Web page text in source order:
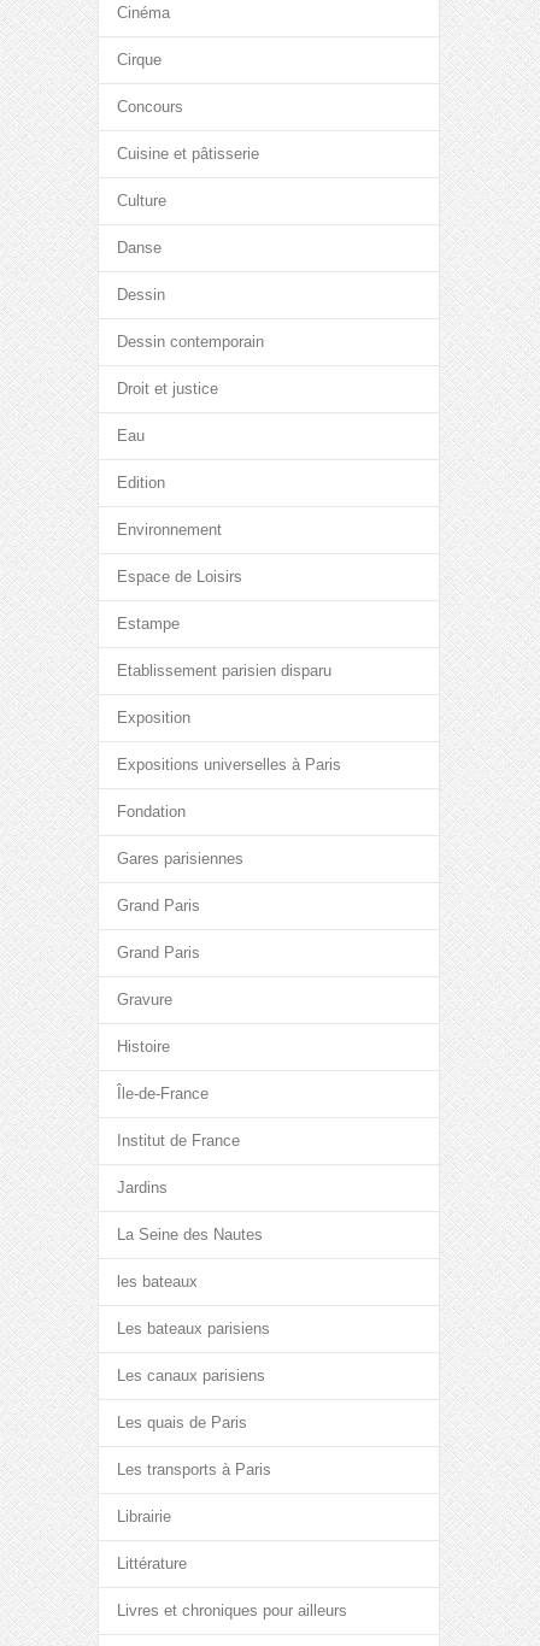
Cinéma
Cirque
Concours
Cuisine et pâtisserie
Culture
Danse
Dessin
Dessin contemporain
Droit et justice
Eau
Edition
Environnement
Espace de Loisirs
Estampe
Etablissement parisien disparu
Exposition
Expositions universelles à Paris
Fondation
Gares parisiennes
Grand Paris
Grand Paris
Gravure
Histoire
Île-de-France
Institut de France
Jardins
La Seine des Nautes
les bateaux
Les bateaux parisiens
Les canaux parisiens
Les quais de Paris
Les transports à Paris
Librairie
Littérature
Livres et chroniques pour ailleurs